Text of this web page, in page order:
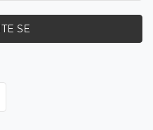
SE